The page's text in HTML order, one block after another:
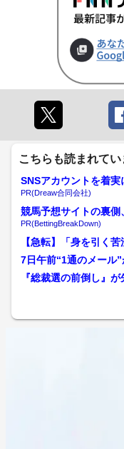
こちらも読まれて
SNSアカウントを着実
PR(Dreaw合同会社)
競馬予想サイトの裏側
PR(BettingBreakDown)
【急転】「身を引く
泉進次郎農水相が「背
7日午前“1通のメール
のウラ』鈴木哲夫氏が
『総裁選の前倒し』